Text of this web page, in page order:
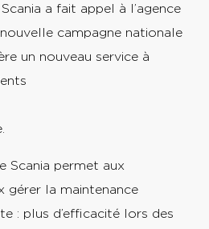
a fait appel à l’agence
campagne nationale
un nouveau service à
Scania permet aux
gérer la maintenance
: plus d’efficacité lors des